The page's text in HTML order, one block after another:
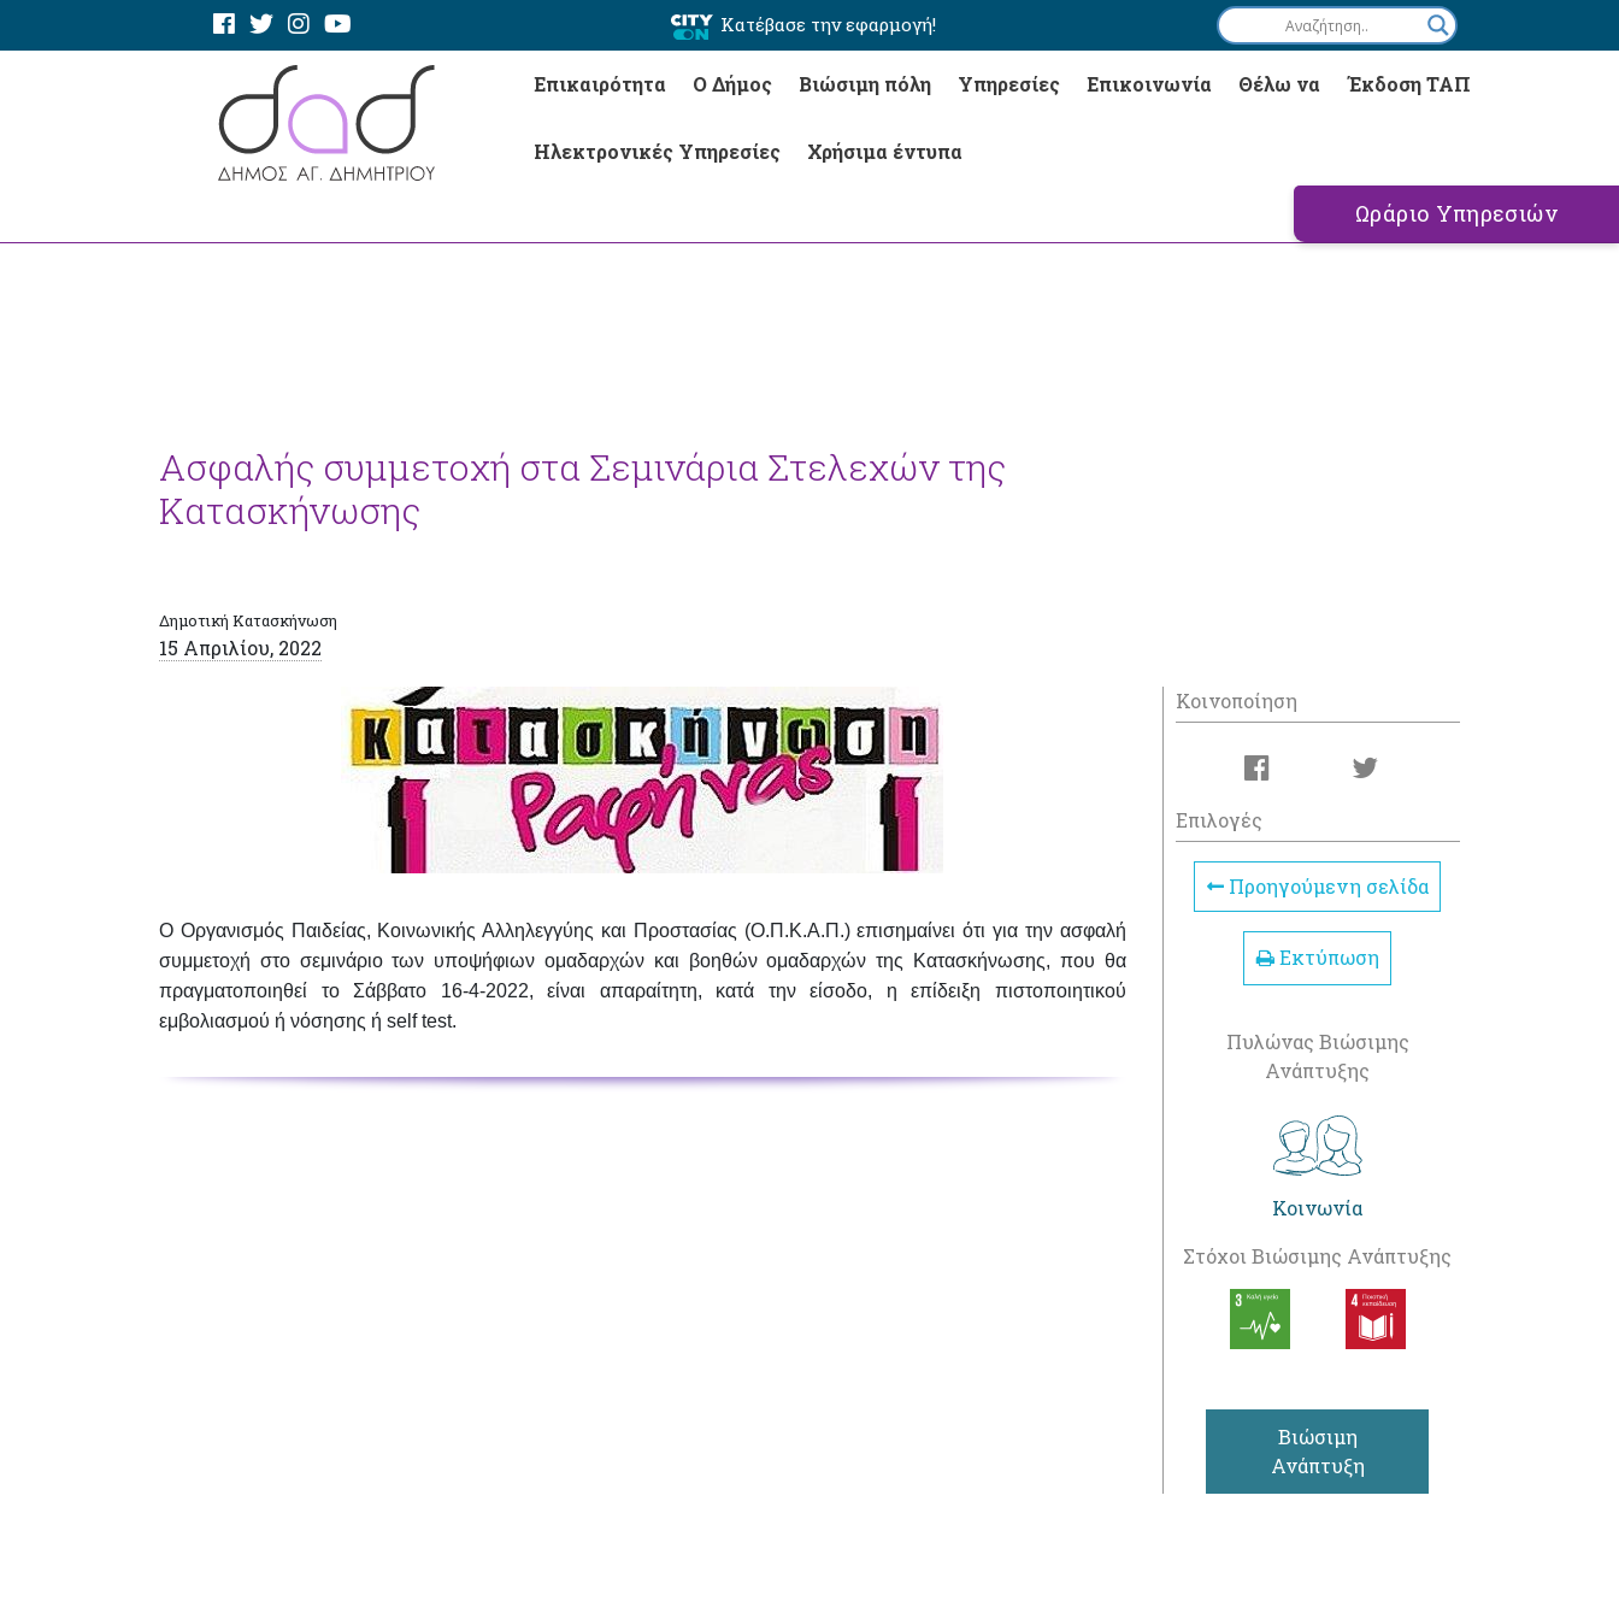
Κατέβασε την εφαρμογή!
Επικαιρότητα Ο Δήμος Βιώσιμη πόλη Υπηρεσίες Επικοινωνία Θέλω να Έκδοση ΤΑΠ
Ηλεκτρονικές Υπηρεσίες Χρήσιμα έντυπα
Ωράριο Υπηρεσιών
Ασφαλής συμμετοχή στα Σεμινάρια Στελεχών της
Κατασκήνωσης
Δημοτική Κατασκήνωση
15 Απριλίου, 2022
Ο Οργανισμός Παιδείας, Κοινωνικής Αλληλεγγύης και Προστασίας (O.Π.Κ.Α.Π.) επισημαίνει ότι για την ασφαλή
συμμετοχή στο σεμινάριο των υποψήφιων ομαδαρχών και βοηθών ομαδαρχών της Κατασκήνωσης, που θα
πραγματοποιηθεί το Σάββατο 16-4-2022, είναι απαραίτητη, κατά την είσοδο, η
επίδειξη πιστοποιητικού
εμβολιασμού ή νόσησης ή self test.
Κοινοποίηση
Επιλογές
Προηγούμενη σελίδα
Εκτύπωση
Πυλώνας Βιώσιμης
Ανάπτυξης
Κοινωνία
Στόχοι Βιώσιμης Ανάπτυξης
Βιώσιμη
Ανάπτυξη